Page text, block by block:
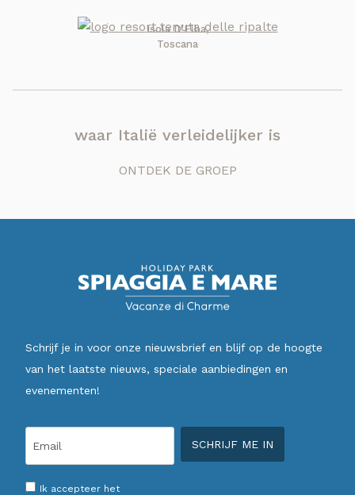
Isola D'Elba,
Toscana
waar Italië verleidelijker is
ONTDEK DE GROEP
Schrijf je in voor onze nieuwsbrief en blijf op de hoogte
van het laatste nieuws, speciale aanbiedingen en
evenementen!
Consenso
Ik accepteer het